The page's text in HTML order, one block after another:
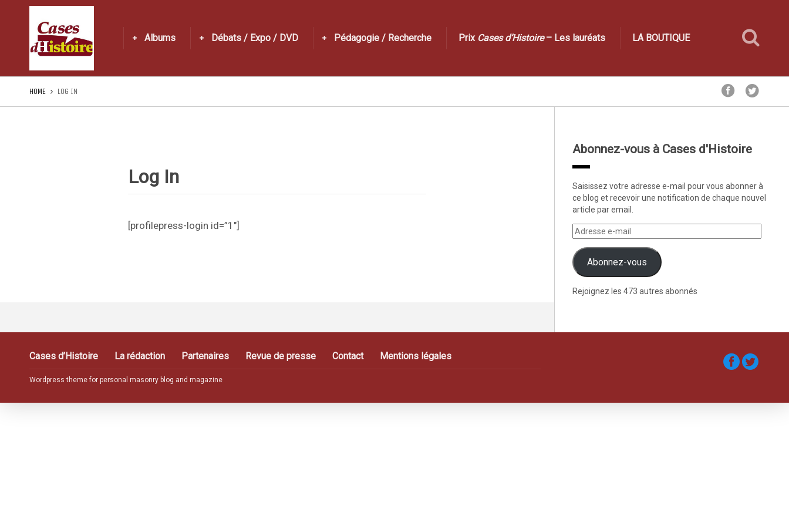
Albums Débats / Expo / DVD Pédagogie / Recherche Prix Cases d’Histoire– Les lauréats LA BOUTIQUE
HOME LOG IN
Log In
[profilepress-login id=”1″]
Abonnez-vous à Cases d'Histoire
Saisissez votre adresse e-mail pour vous abonner à
ce blog et recevoir une notification de chaque nouvel
article par email.
Abonnez-vous
Rejoignez les 473 autres abonnés
Cases d’Histoire La rédaction Partenaires Revue de presse Contact Mentions légales
Wordpress theme for personal masonry blog and magazine